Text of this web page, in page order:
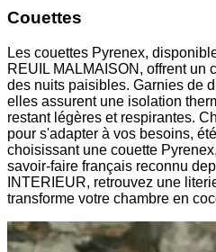
Couettes
Les couettes Pyrenex,
REUIL MALMAISON, offrent un
des nuits paisibles. Garnies de
elles assurent une isolation
restant légères et respirantes.
pour s'adapter à vos besoins,
choisissant une couette
savoir-faire français reconnu
INTERIEUR, retrouvez une
transforme votre chambre en